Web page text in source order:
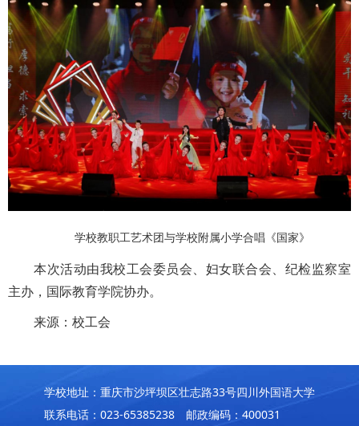
学校教职工艺术团与学校附属小学合唱《国家》
本次活动由我校工会委员会、妇女联合会、纪检监察室
主办，国际教育学院协办。
来源：校工会
学校地址：重庆市沙坪坝区壮志路33号四川外国语大学
联系电话：023-65385238 邮政编码：400031